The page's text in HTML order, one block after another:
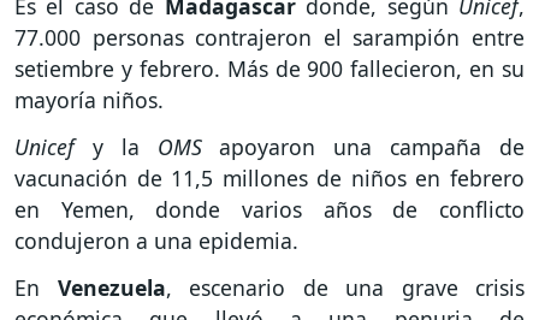
Es el caso de Madagascar donde, según Unicef,
77.000 personas contrajeron el sarampión entre
setiembre y febrero. Más de 900 fallecieron, en su
mayoría niños.
Unicef y la OMSapoyaron una campaña de
vacunación de 11,5 millones de niños en febrero
en Yemen, donde varios años de conflicto
condujeron a una epidemia.
En Venezuela, escenario de una grave crisis